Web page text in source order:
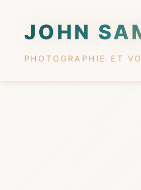
JOHN
PHOTOGRAPHIE ET